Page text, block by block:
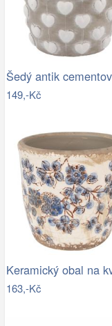
149,-Kč
163,-Kč